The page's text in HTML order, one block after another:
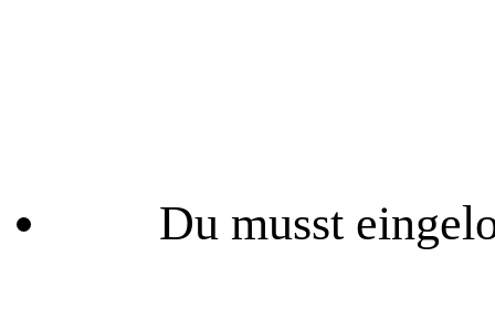
Du musst